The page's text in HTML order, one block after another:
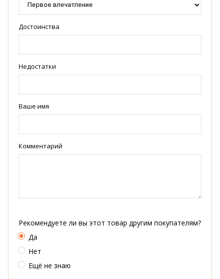
Достоинства
Недостатки
Ваше имя
Комментарий
Рекомендуете ли вы этот товар другим покупателям?
Да
Нет
Ещё не знаю